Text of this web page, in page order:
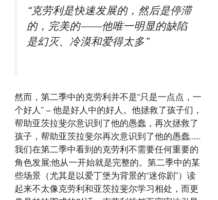
“克劳利是快速发展的，然后是停滞
的，完美的——他唯一明显的缺陷
是幻灭、冷漠和爱得太多”
然而，第二季中的克劳利并不是“只是一点点，一
个好人”​​ – ​​​​他是好人中的好人。​他拯救了孩子们，
帮助亚茨拉斐尔意识到了他的愚蠢，再次拯救了
孩子，帮助亚茨拉斐尔再次意识到了他的愚蠢​​……
我们在第二季中看到的克劳利不需要任何重要的
角色发展;他从一开始就是完整的。第二季中的某
些场景（尤其是以爱丁堡为背景的“迷你剧”）读
起来不太像克劳利和亚茨拉斐尔学习相处，而更